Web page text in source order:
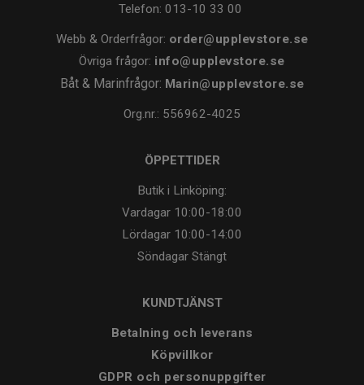
Telefon: 013-10 33 00
Webb & Orderfrågor: order@upplevstore.se
Övriga frågor: info@upplevstore.se
Båt & Marinfrågor: Marin@upplevstore.se
Org.nr.: 556962-4025
ÖPPETTIDER
Butik i Linköping:
Vardagar 10:00-18:00
Lördagar 10:00-14:00
Söndagar Stängt
KUNDTJÄNST
Betalning och leverans
Köpvillkor
GDPR och personuppgifter